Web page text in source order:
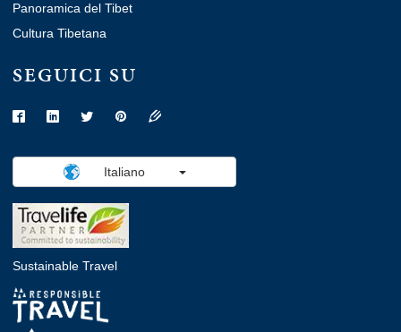
Panoramica del Tibet
Cultura Tibetana
SEGUICI SU
Italiano
Sustainable Travel